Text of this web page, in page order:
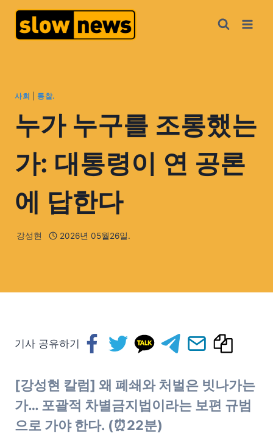
사회 통찰.
누가 누구를 조롱했는
가: 대통령이 연 공론
에 답한다
강성현 2026년 05월26일.
기사 공유하기
[강성현 칼럼] 왜 폐쇄와 처벌은 빗나가는
가… 포괄적 차별금지법이라는 보편 규범
으로 가야 한다. (⏰22분)